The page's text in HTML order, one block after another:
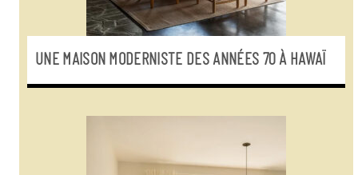
UNE MAISON MODERNISTE DES ANNÉES 70 À HAWAÏ